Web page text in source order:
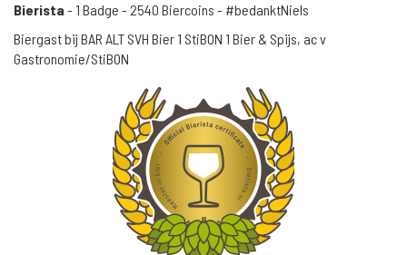
Bierista - 1 Badge - 2540 Biercoins - #bedanktNiels
Biergast bij BAR ALT SVH Bier 1 StiBON 1 Bier & Spijs, ac v
Gastronomie/StiBON